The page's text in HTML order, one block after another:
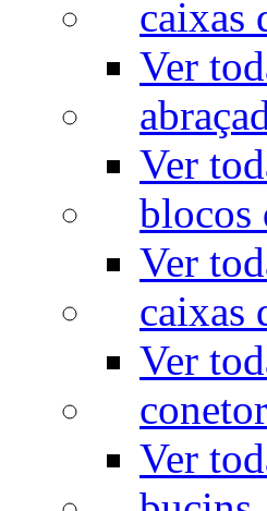
caixas
Ver
Ver
blocos
Ver
caixas
Ver
Ver